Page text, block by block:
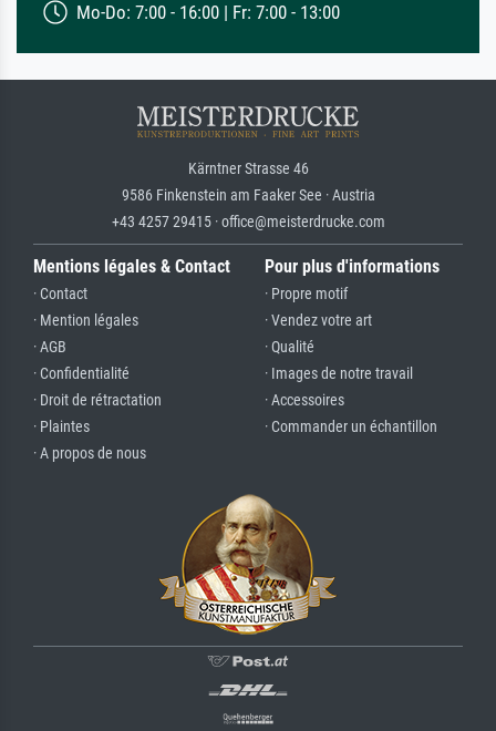
Mo-Do: 7:00 - 16:00 | Fr: 7:00 - 13:00
Kärntner Strasse 46
9586 Finkenstein am Faaker See · Austria
+43 4257 29415 · office@meisterdrucke.com
Mentions légales & Contact
· Contact
· Mention légales
· AGB
· Confidentialité
· Droit de rétractation
· Plaintes
· A propos de nous
Pour plus d'informations
· Propre motif
· Vendez votre art
· Qualité
· Images de notre travail
· Accessoires
· Commander un échantillon